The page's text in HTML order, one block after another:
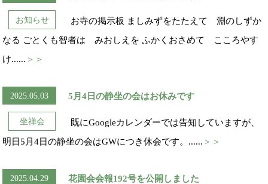
お知らせ
お寺の掲示板 ましみずをたたえて 淵のしずか
なる ごとくも智者は みおしえを ふかくおさめて こころやす
け...... ＞＞
2025.05.03 5月4日の静坐の会はお休みです
坐禅会
既にGoogleカレンダーでは告知していますが、
明日5月4日の静坐の会はGWにつき休会です。...... ＞＞
2025.04.29 花園会会報192号を公開しました